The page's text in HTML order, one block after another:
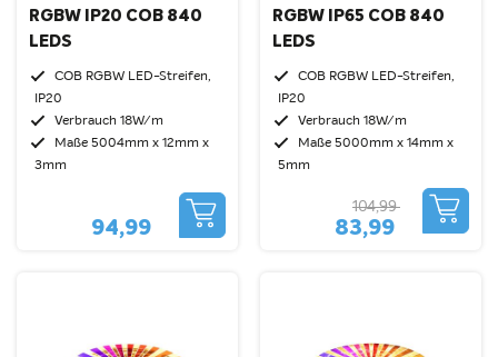
RGBW IP20 COB 840
LEDS
COB RGBW LED-Streifen,
IP20
Verbrauch 18W/m
Maße 5004mm x 12mm x
3mm
94,99
RGBW IP65 COB 840
LEDS
COB RGBW LED-Streifen,
IP20
Verbrauch 18W/m
Maße 5000mm x 14mm x
5mm
83,99
104,99